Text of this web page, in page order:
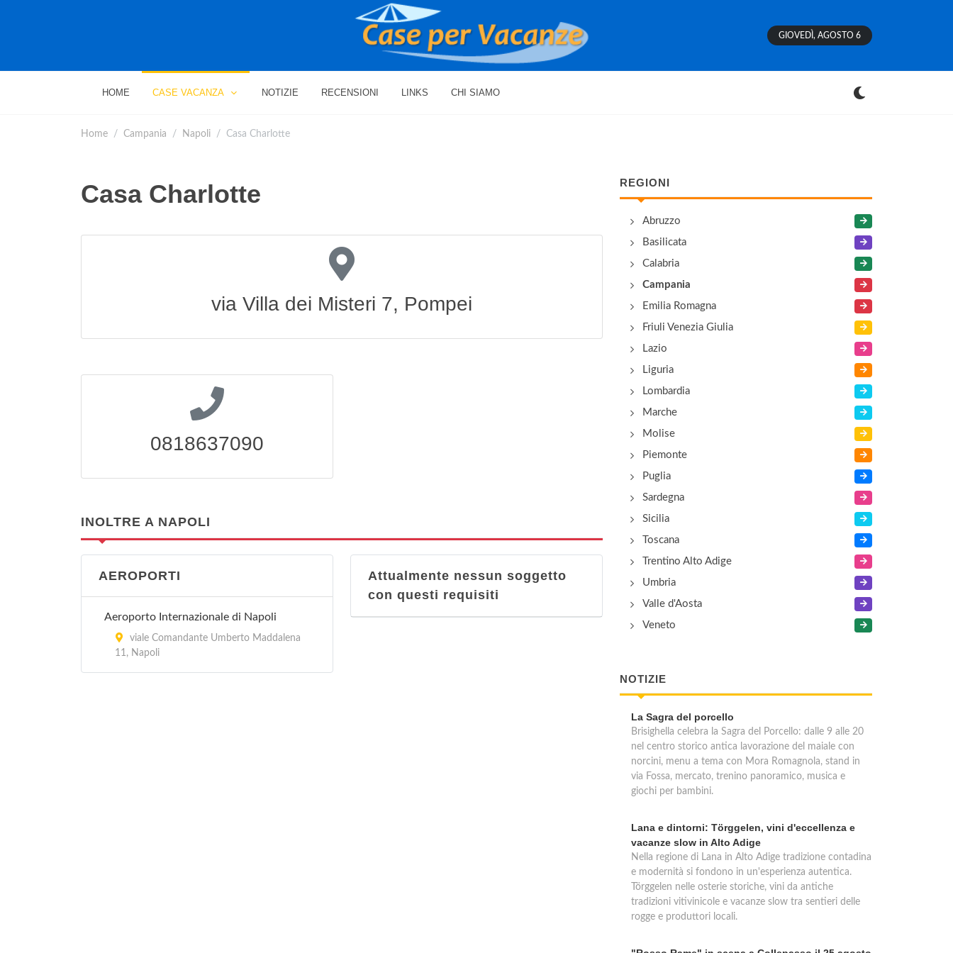
GIOVEDÌ, AGOSTO 6
HOME CASE VACANZA NOTIZIE RECENSIONI LINKS CHI SIAMO
Home Campania Napoli Casa Charlotte
Casa Charlotte
via Villa dei Misteri 7, Pompei
0818637090
INOLTRE A NAPOLI
AEROPORTI
Aeroporto Internazionale di Napoli
viale Comandante Umberto Maddalena
11, Napoli
Attualmente nessun soggetto
con questi requisiti
REGIONI
Abruzzo
Basilicata
Calabria
Campania
Emilia Romagna
Friuli Venezia Giulia
Lazio
Liguria
Lombardia
Marche
Molise
Piemonte
Puglia
Sardegna
Sicilia
Toscana
Trentino Alto Adige
Umbria
Valle d'Aosta
Veneto
NOTIZIE
La Sagra del porcello
Brisighella celebra la Sagra del Porcello: dalle 9 alle 20
nel centro storico antica lavorazione del maiale con
norcini, menu a tema con Mora Romagnola, stand in
via Fossa, mercato, trenino panoramico, musica e
giochi per bambini.
Lana e dintorni: Törggelen, vini d'eccellenza e
vacanze slow in Alto Adige
Nella regione di Lana in Alto Adige tradizione contadina
e modernità si fondono in un'esperienza autentica.
Törggelen nelle osterie storiche, vini da antiche
tradizioni vitivinicole e vacanze slow tra sentieri delle
rogge e produttori locali.